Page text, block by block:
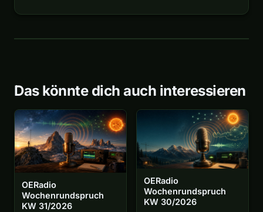
Das könnte dich auch interessieren
OERadio
Wochenrundspruch
KW 31/2026
OERadio
Wochenrundspruch
KW 30/2026